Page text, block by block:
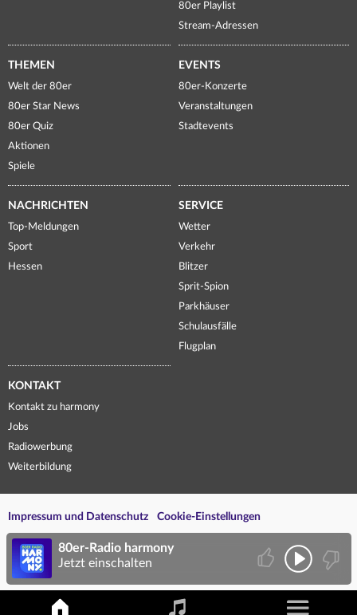
80er Playlist
Stream-Adressen
THEMEN
Welt der 80er
80er Star News
80er Quiz
Aktionen
Spiele
EVENTS
80er-Konzerte
Veranstaltungen
Stadtevents
NACHRICHTEN
Top-Meldungen
Sport
Hessen
SERVICE
Wetter
Verkehr
Blitzer
Sprit-Spion
Parkhäuser
Schulausfälle
Flugplan
KONTAKT
Kontakt zu harmony
Jobs
Radiowerbung
Weiterbildung
Impressum und Datenschutz Cookie-Einstellungen
80er-Radio harmony
Jetzt einschalten